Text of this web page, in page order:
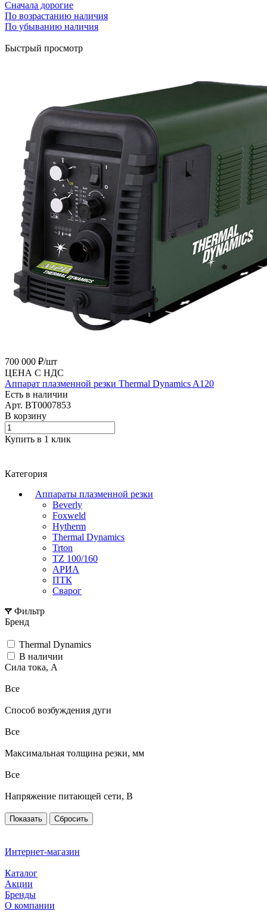
Сначала дорогие
По возрастанию наличия
По убыванию наличия
Быстрый просмотр
700 000 ₽/шт
ЦЕНА С НДС
Аппарат плазменной резки Thermal Dynamics A120
Есть в наличии
Арт. BT0007853
В корзину
Купить в 1 клик
Категория
Аппараты плазменной резки
Beverly
Foxweld
Hytherm
Thermal Dynamics
Trton
TZ 100/160
АРИА
ПТК
Сварог
Фильтр
Бренд
Thermal Dynamics
В наличии
Сила тока, А
Все
Способ возбуждения дуги
Все
Максимальная толщина резки, мм
Все
Напряжение питающей сети, В
Сбросить
Интернет-магазин
Каталог
Акции
Бренды
О компании